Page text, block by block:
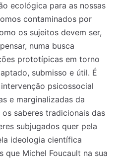
ecológica para as nossas
contaminados por
os sujeitos devem ser,
numa busca
prototípicas em torno
submisso e útil. É
psicossocial
e marginalizadas da
saberes tradicionais das
subjugados quer pela
ideologia científica
que Michel Foucault na sua